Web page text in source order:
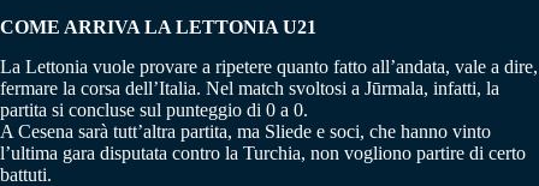
COME ARRIVA LA LETTONIA U21
La Lettonia vuole provare a ripetere quanto fatto all’andata, vale a dire,
fermare la corsa dell’Italia. Nel match svoltosi a Jūrmala, infatti, la
partita si concluse sul punteggio di 0 a 0.
A Cesena sarà tutt’altra partita, ma Sliede e soci, che hanno vinto
l’ultima gara disputata contro la Turchia, non vogliono partire di certo
battuti.